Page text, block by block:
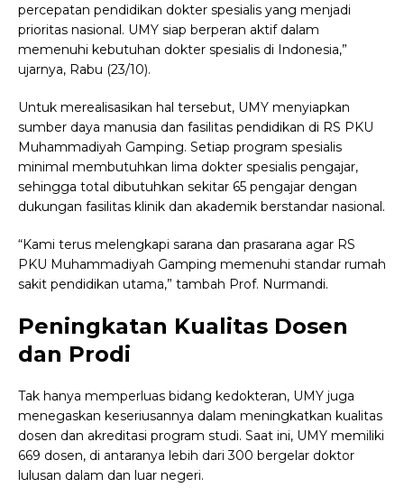
percepatan pendidikan dokter spesialis yang menjadi
prioritas nasional. UMY siap berperan aktif dalam
memenuhi kebutuhan dokter spesialis di Indonesia,”
ujarnya, Rabu (23/10).
Untuk merealisasikan hal tersebut, UMY menyiapkan
sumber daya manusia dan fasilitas pendidikan di RS PKU
Muhammadiyah Gamping. Setiap program spesialis
minimal membutuhkan lima dokter spesialis pengajar,
sehingga total dibutuhkan sekitar 65 pengajar dengan
dukungan fasilitas klinik dan akademik berstandar nasional.
“Kami terus melengkapi sarana dan prasarana agar RS
PKU Muhammadiyah Gamping memenuhi standar rumah
sakit pendidikan utama,” tambah Prof. Nurmandi.
Peningkatan Kualitas Dosen
dan Prodi
Tak hanya memperluas bidang kedokteran, UMY juga
menegaskan keseriusannya dalam meningkatkan kualitas
dosen dan akreditasi program studi. Saat ini, UMY memiliki
669 dosen, di antaranya lebih dari 300 bergelar doktor
lulusan dalam dan luar negeri.